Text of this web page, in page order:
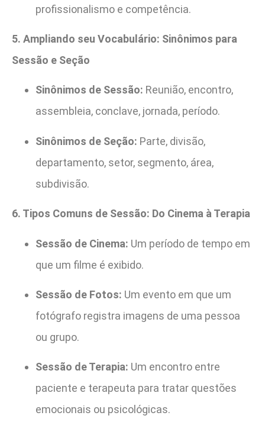
profissionalismo e competência.
5. Ampliando seu Vocabulário: Sinônimos para
Sessão e Seção
Sinônimos de Sessão: Reunião, encontro,
assembleia, conclave, jornada, período.
Sinônimos de Seção: Parte, divisão,
departamento, setor, segmento, área,
subdivisão.
6. Tipos Comuns de Sessão: Do Cinema à Terapia
Sessão de Cinema: Um período de tempo em
que um filme é exibido.
Sessão de Fotos: Um evento em que um
fotógrafo registra imagens de uma pessoa
ou grupo.
Sessão de Terapia: Um encontro entre
paciente e terapeuta para tratar questões
emocionais ou psicológicas.